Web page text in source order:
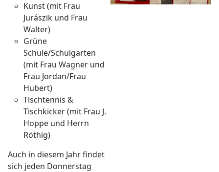
Kunst (mit Frau
Jurászik und Frau
Walter)
Grüne
Schule/Schulgarten
(mit Frau Wagner und
Frau Jordan/Frau
Hubert)
Tischtennis &
Tischkicker (mit Frau J.
Hoppe und Herrn
Röthig)
Auch in diesem Jahr findet
sich jeden Donnerstag